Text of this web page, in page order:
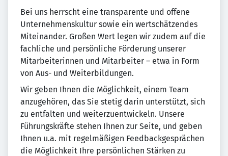
Bei uns herrscht eine transparente und offene
Unternehmenskultur sowie ein wertschätzendes
Miteinander. Großen Wert legen wir zudem auf die
fachliche und persönliche Förderung unserer
Mitarbeiterinnen und Mitarbeiter – etwa in Form
von Aus- und Weiterbildungen.
Wir geben Ihnen die Möglichkeit, einem Team
anzugehören, das Sie stetig darin unterstützt, sich
zu entfalten und weiterzuentwickeln. Unsere
Führungskräfte stehen Ihnen zur Seite, und geben
Ihnen u.a. mit regelmäßigen Feedbackgesprächen
die Möglichkeit Ihre persönlichen Stärken zu